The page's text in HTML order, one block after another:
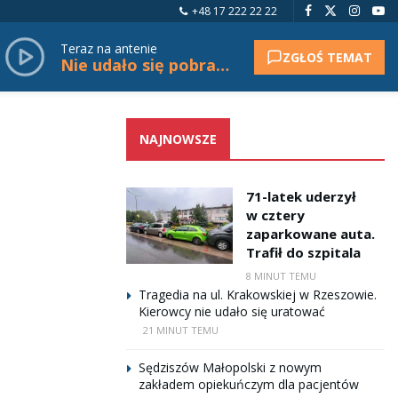
+48 17 222 22 22
Teraz na antenie
Nie udało się pobrać tytułu. ZGŁOŚ TEMAT
NAJNOWSZE
71-latek uderzył
w cztery
zaparkowane auta.
Trafił do szpitala
8 MINUT TEMU
Tragedia na ul. Krakowskiej w Rzeszowie.
Kierowcy nie udało się uratować
21 MINUT TEMU
Sędziszów Małopolski z nowym
zakładem opiekuńczym dla pacjentów